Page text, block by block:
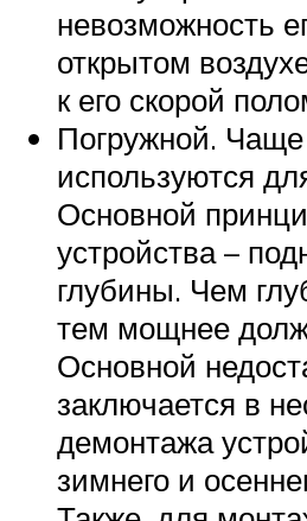
невозможность
открытом
к его скорой
Погружной. Чаще
используются
Основной
устройства –
глубины. Чем
тем мощнее
Основной
заключается в
демонтажа
зимнего и